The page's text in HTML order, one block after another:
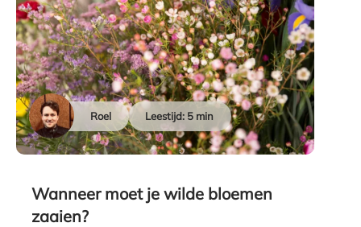
Roel Leestijd: 5 min
Wanneer moet je wilde bloemen
zaaien?